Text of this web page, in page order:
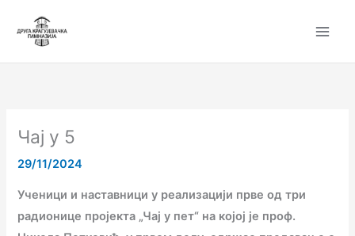
Чај у 5
29/11/2024
Ученици и наставници у реализацији прве од три
радионице пројекта „Чај у пет“ на којој је проф.